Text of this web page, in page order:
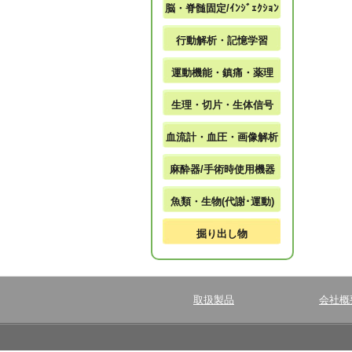
脳・脊髄固定/ｲﾝｼﾞｪｸｼｮﾝ
行動解析・記憶学習
運動機能・鎮痛・薬理
生理・切片・生体信号
血流計・血圧・画像解析
麻酔器/手術時使用機器
魚類・生物(代謝･運動)
掘り出し物
取扱製品 会社概